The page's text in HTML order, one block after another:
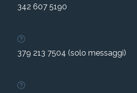
342 607 5190
379 213 7504 (solo messaggi)